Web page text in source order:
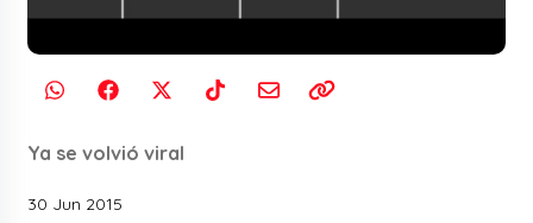
Ya se volvió viral
30 Jun 2015